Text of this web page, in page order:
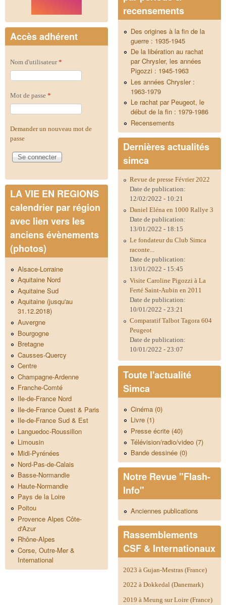
Accès adhérent
Nom d'utilisateur*
Mot de passe *
Demander un nouveau mot de
passe
LA VIE EN REGIONS
calendrier par région
avec lien vers les
anciens évènements
(photos)
Alsace-Lorraine
Aquitaine Nord
Aquitaine Sud
Aquitaine (jusqu'au
31.12.2018)
Auvergne
Bourgogne
Bretagne
Causses-Quercy
Centre
Champagne-Ardenne
Franche-Comté
Ile-de-France Nord
Ile-de-France Ouest & Paris
Ile-de-France Sud & Est
Languedoc-Roussillon
Limousin
Midi-Pyrénées
Nord-Pas-de-Calais
Basse-Normandie
Haute-Normandie
Pays de la Loire
Poitou
Provence Alpes Côte-
d'Azur
Rhône-Alpes
Corse, Outre-Mer &
International
recensements
Des origines à la fin de la
guerre : 1935-1945
De la libération au rachat
par Chrysler, les années
Pigozzi : 1945-1963
Les années Chrysler :
1963-1979
Le rachat par Peugeot, le
début de la fin : 1979-1986
Recensements
Dernières actualités
simca
Revue de presse Février 2022
Date de publication:
12/02/2022 - 10:21
Daniel Eléna en 1000 Rallye 3
Date de publication:
13/01/2022 - 18:15
Le fondateur du Club Simca
raconte...
Date de publication:
13/01/2022 - 15:45
Visite Caroline Pigozzi à La
Ferté Saint-Aubin en 2011
Date de publication:
10/01/2022 - 23:21
Comparatif Talbot Tagora 604
Peugeot
Date de publication:
10/01/2022 - 23:07
Toute l'actualité
Simca
Cinéma (0)
Livre (1)
Presse écrite (40)
Télévision/radio/video (7)
Bande dessinée (0)
Notre Revue "Flash-
Info"
Anciennes publications
Rassemblements
CSF & Internationaux
2023 à Gujan-Mestras (France)
2022 à Dokkedal (Danemark)
2019 à Meung sur Loire (France)